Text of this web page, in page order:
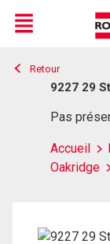
Live
En Direct
Menu
Retour
9227 29
Pas
Accueil
Oakridge